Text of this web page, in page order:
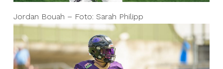
Jordan Bouah – Foto: Sarah Philipp